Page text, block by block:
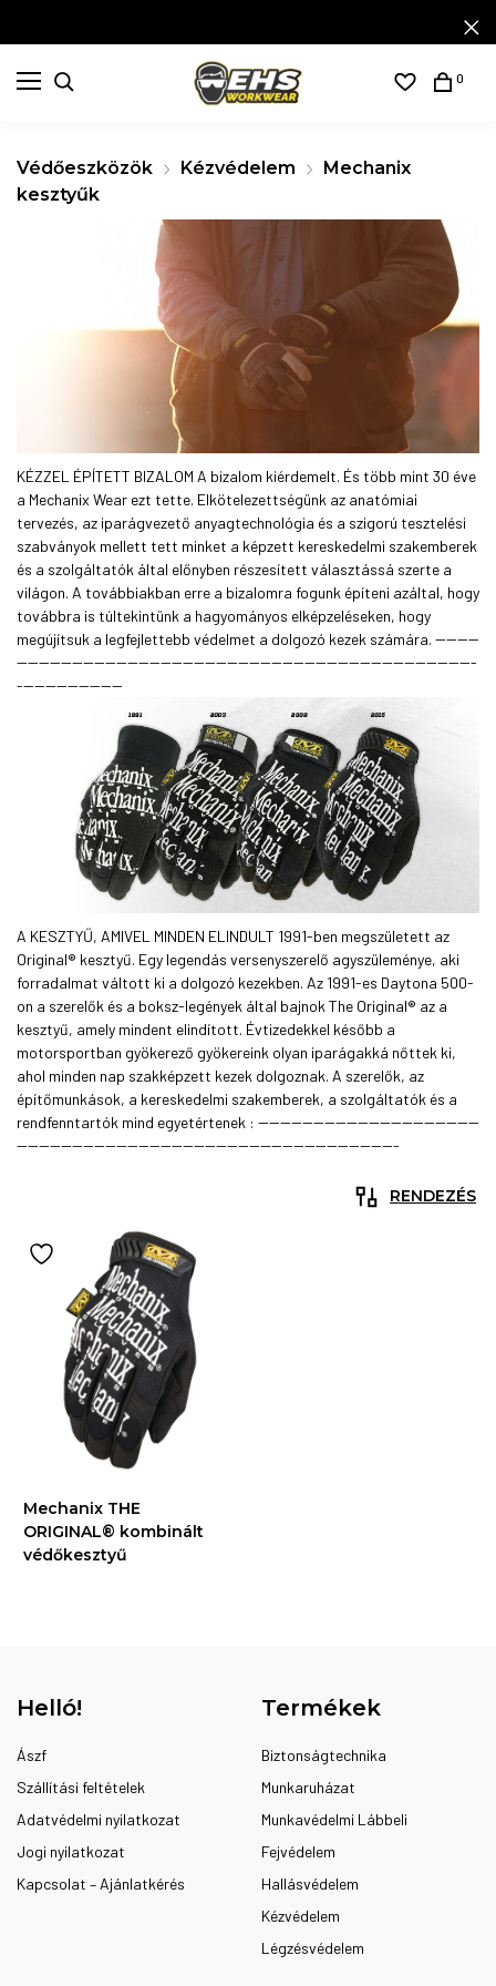
0
Védőeszközök Kézvédelem
Mechanix
kesztyűk
KÉZZEL ÉPÍTETT BIZALOM A bizalom kiérdemelt. És több mint 30 éve
a Mechanix Wear ezt tette. Elkötelezettségünk az anatómiai
tervezés, az iparágvezető anyagtechnológia és a szigorú tesztelési
szabványok mellett tett minket a képzett kereskedelmi szakemberek
és a szolgáltatók által előnyben részesített választássá szerte a
világon. A továbbiakban erre a bizalomra fogunk építeni azáltal, hogy
továbbra is túltekintünk a hagyományos elképzeléseken, hogy
megújítsuk a legfejlettebb védelmet a dolgozó kezek számára. --------
-----------------------------------------------------------------------------------
-------------------
A KESZTYŰ, AMIVEL MINDEN ELINDULT 1991-ben megszületett az
Original® kesztyű. Egy legendás versenyszerelő agyszüleménye, aki
forradalmat váltott ki a dolgozó kezekben. Az 1991-es Daytona 500-
on a szerelők és a boksz-legények által bajnok The Original® az a
kesztyű, amely mindent elindított. Évtizedekkel később a
motorsportban gyökerező gyökereink olyan iparágakká nőttek ki,
ahol minden nap szakképzett kezek dolgoznak. A szerelők, az
építőmunkások, a kereskedelmi szakemberek, a szolgáltatók és a
rendfenntartók mind egyetértenek : ----------------------------------------
---------------------------------------------------------------------
Mechanix THE
ORIGINAL® kombinált
védőkesztyű
Helló!
Ászf
Szállítási feltételek
Adatvédelmi nyilatkozat
Jogi nyilatkozat
Kapcsolat – Ajánlatkérés
Termékek
Biztonságtechnika
Munkaruházat
Munkavédelmi Lábbeli
Fejvédelem
Hallásvédelem
Kézvédelem
Légzésvédelem